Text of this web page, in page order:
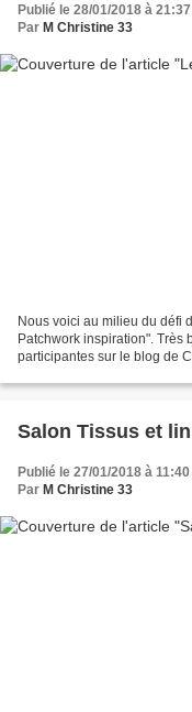
Publié le 28/01/2018 à 21:37
Par M Christine 33
Nous voici au milieu du défi
Patchwork inspiration". Très
participantes sur le blog de
Salon Tissus et
Publié le 27/01/2018 à 11:40
Par M Christine 33